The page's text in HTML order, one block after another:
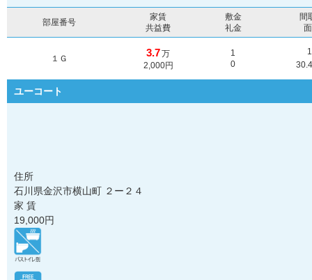
部屋番号
家賃
共益費
敷金
礼金
間
１Ｇ 3.7万
2,000円
1
0
ユーコート
住所
石川県金沢市横山町 ２ー２４
家 賃
19,000円